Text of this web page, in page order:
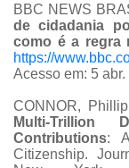
BBC NEWS
de cidadania
como é a regra
https://
Acesso em: 5 abr.
CONNOR,
Multi-Trillion
Contributions:
Citizenship.